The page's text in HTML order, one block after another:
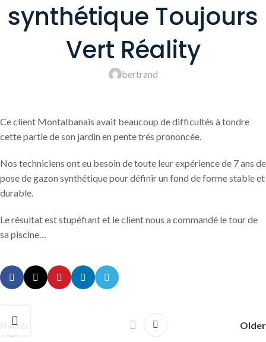
synthétique Toujours
Vert Réality
bertrand
Ce client Montalbanais avait beaucoup de difficultés à tondre
cette partie de son jardin en pente trés prononcée.
Nos techniciens ont eu besoin de toute leur expérience de 7 ans de
pose de gazon synthétique pour définir un fond de forme stable et
durable.
Le résultat est stupéfiant et le client nous a commandé le tour de
sa piscine…
Newer Older